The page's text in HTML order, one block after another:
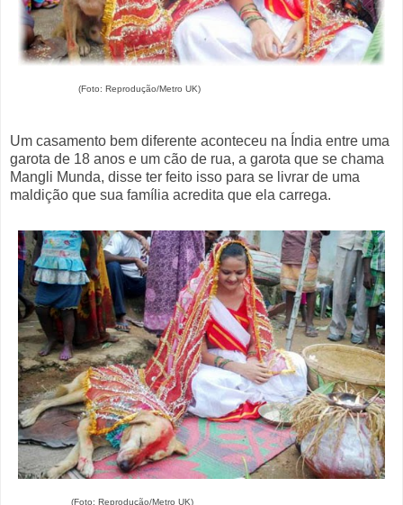
(Foto: Reprodução/Metro UK)
Um casamento bem diferente aconteceu na Índia entre uma
garota de 18 anos e um cão de rua, a garota que se chama
Mangli Munda, disse ter feito isso para se livrar de uma
maldição que sua família acredita que ela carrega.
(Foto: Reprodução/Metro UK)